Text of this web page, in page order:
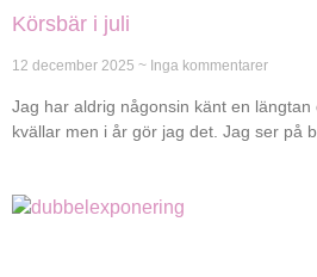
Körsbär i juli
12 december 2025 Inga kommentarer
Jag har aldrig någonsin känt en
kvällar men i år gör jag det. Jag ser på